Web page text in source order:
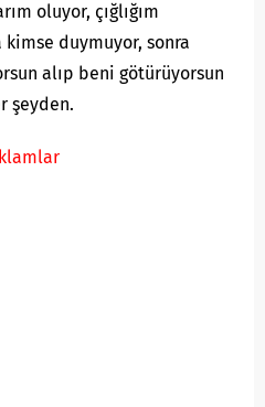
oluyor, çığlığım
duymuyor, sonra
alıp beni götürüyorsun
şeyden.